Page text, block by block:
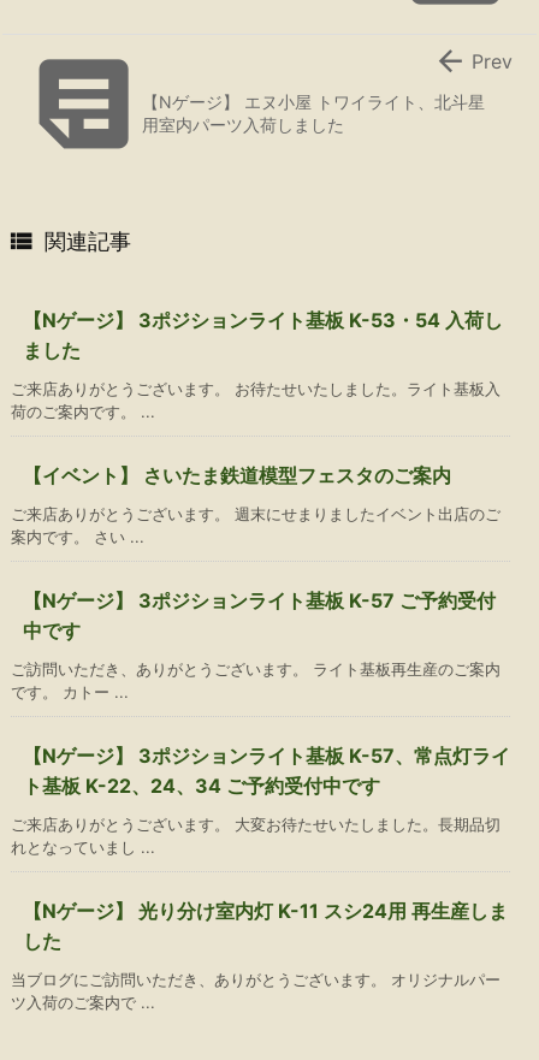
 【Nゲージ】 エヌ小屋 トワイライト、北斗星
用室内パーツ入荷しました
 Prev
 関連記事
【Nゲージ】 3ポジションライト基板 K-53・54 入荷し
ました
ご来店ありがとうございます。 お待たせいたしました。ライト基板入
荷のご案内です。 ...
【イベント】 さいたま鉄道模型フェスタのご案内
ご来店ありがとうございます。 週末にせまりましたイベント出店のご
案内です。 さい ...
【Nゲージ】 3ポジションライト基板 K-57 ご予約受付
中です
ご訪問いただき、ありがとうございます。 ライト基板再生産のご案内
です。 カトー ...
【Nゲージ】 3ポジションライト基板 K-57、常点灯ライ
ト基板 K-22、24、34 ご予約受付中です
ご来店ありがとうございます。 大変お待たせいたしました。長期品切
れとなっていまし ...
【Nゲージ】 光り分け室内灯 K-11 スシ24用 再生産しま
した
当ブログにご訪問いただき、ありがとうございます。 オリジナルパー
ツ入荷のご案内で ...